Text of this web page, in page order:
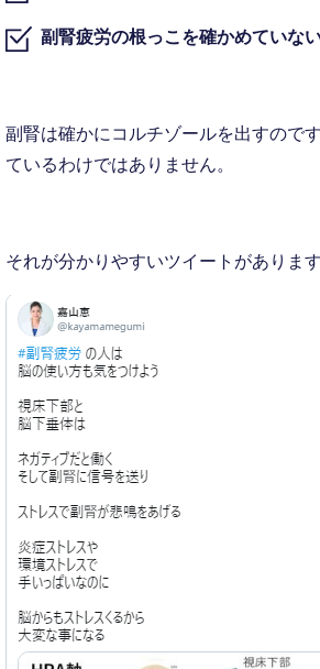
副腎疲労の根っこを確かめていな
副腎は確かにコルチゾールを出すので
ているわけではありません。
それが分かりやすいツイートがあります